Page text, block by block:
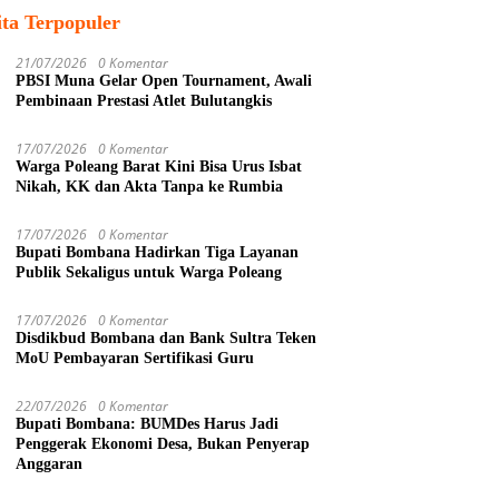
Terpopuler
21/07/2026 0 Komentar
PBSI Muna Gelar Open Tournament, Awali
Pembinaan Prestasi Atlet Bulutangkis
17/07/2026 0 Komentar
Warga Poleang Barat Kini Bisa Urus Isbat
Nikah, KK dan Akta Tanpa ke Rumbia
17/07/2026 0 Komentar
Bupati Bombana Hadirkan Tiga Layanan
Publik Sekaligus untuk Warga Poleang
17/07/2026 0 Komentar
Disdikbud Bombana dan Bank Sultra Teken
MoU Pembayaran Sertifikasi Guru
22/07/2026 0 Komentar
Bupati Bombana: BUMDes Harus Jadi
Penggerak Ekonomi Desa, Bukan Penyerap
Anggaran